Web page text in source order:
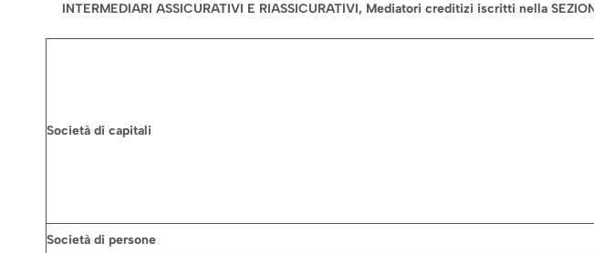
INTERMEDIARI ASSICURATIVI E RIASSICURATIVI, Mediatori creditizi iscritti nella
Società di capitali
Società di persone